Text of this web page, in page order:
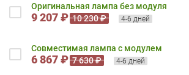
Оригинальная лампа без модуля
9 207 ₽ 10 230 ₽ 4-6 дней
Совместимая лампа с модулем
6 867 ₽ 7 630 ₽ 4-6 дней